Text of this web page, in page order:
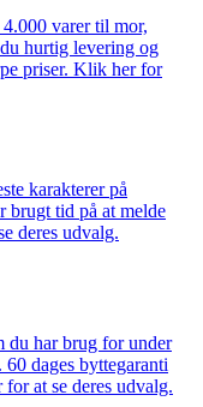
varer til mor,
hurtig levering og
priser. Klik her for
karakterer på
brugt tid på at melde
deres udvalg.
du har brug for under
dages byttegaranti
at se deres udvalg.